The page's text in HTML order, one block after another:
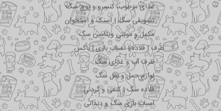
غذای مرطوب، کنسرو و پوچ سگ
تشویقی سگ | اسنک و استخوان
مکمل و مولتی ویتامین سگ
ظرف | قلاده | اسباب بازی | باکس
ظرف آب و غذای سگ
لوازم حمل و نقل سگ
قلاده سگ | کتفی و گردنی
اسباب بازی سگ و دندانی